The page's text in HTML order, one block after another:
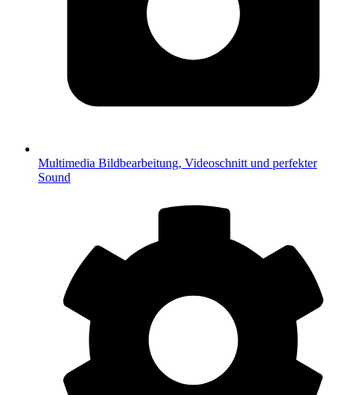
Multimedia Bildbearbeitung, Videoschnitt und perfekter
Sound